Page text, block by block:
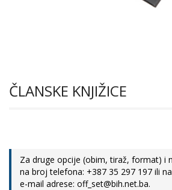
ČLANSKE KNJIŽICE
Za druge opcije (obim, tiraž, format) i
na broj telefona: +387 35 297 197 ili
e-mail adrese: off_set@bih.net.ba.